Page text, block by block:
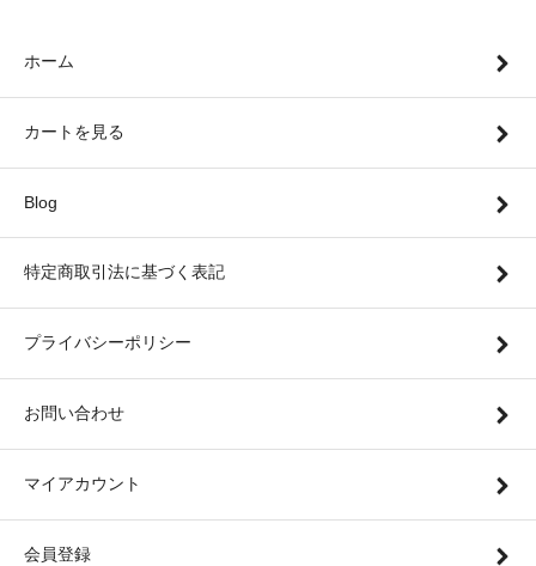
ホーム
カートを見る
Blog
特定商取引法に基づく表記
プライバシーポリシー
お問い合わせ
マイアカウント
会員登録